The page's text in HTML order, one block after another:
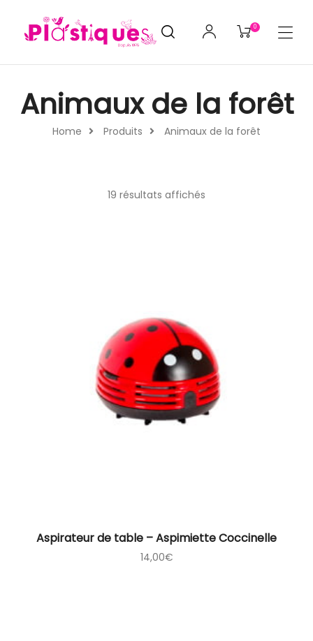
0
Home Produits Animaux de la forêt
Animaux de la forêt
19 résultats affichés
Aspirateur de table – Aspimiette Coccinelle
14,00€